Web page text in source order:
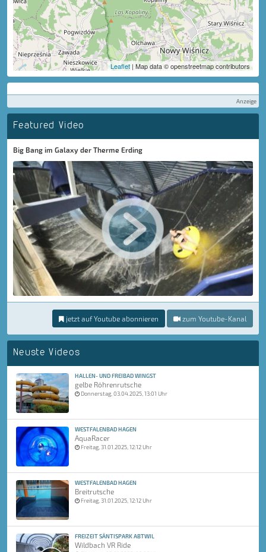
Leaflet | Map data © openstreetmap contributors
Anzeige
Featured Video
Big Bang im Galaxy der Therme Erding
jetzt auf Youtube abonnieren zum Youtube-Kanal
Neuste Videos
HALLEN- UND FREIBAD WINGST
gelbe Röhrenrutsche
Donnerstag, 03.04.2025, 13:01 Uhr
WESTFALENBAD HAGEN
AquaRacer
Freitag, 31.01.2025, 12:12 Uhr
WESTFALENBAD HAGEN
Breitrutsche
Freitag, 31.01.2025, 12:12 Uhr
FREIZEIT SÄNTISPARK ABTWIL
Wildbach VR Ride